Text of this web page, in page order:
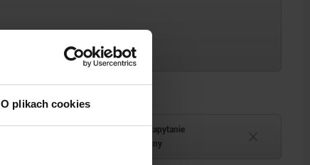
O plikach cookies
Termin dostawy na zapytanie
Chwilowo niedostępny